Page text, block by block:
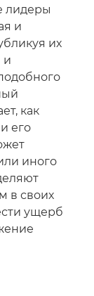
лидеры
и
их
и
как
его
иного
в своих
ущерб